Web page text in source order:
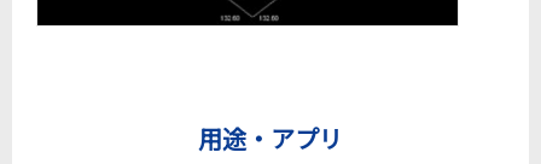
用途・アプリ